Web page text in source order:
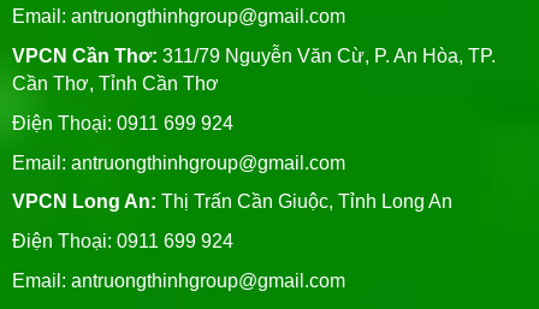
Email: antruongthinhgroup@gmail.com
VPCN Cần Thơ: 311/79 Nguyễn Văn Cừ, P. An Hòa, TP.
Cần Thơ, Tỉnh Cần Thơ
Điện Thoại: 0911 699 924
Email: antruongthinhgroup@gmail.com
VPCN Long An: Thị Trấn Cần Giuộc, Tỉnh Long An
Điện Thoại: 0911 699 924
Email: antruongthinhgroup@gmail.com